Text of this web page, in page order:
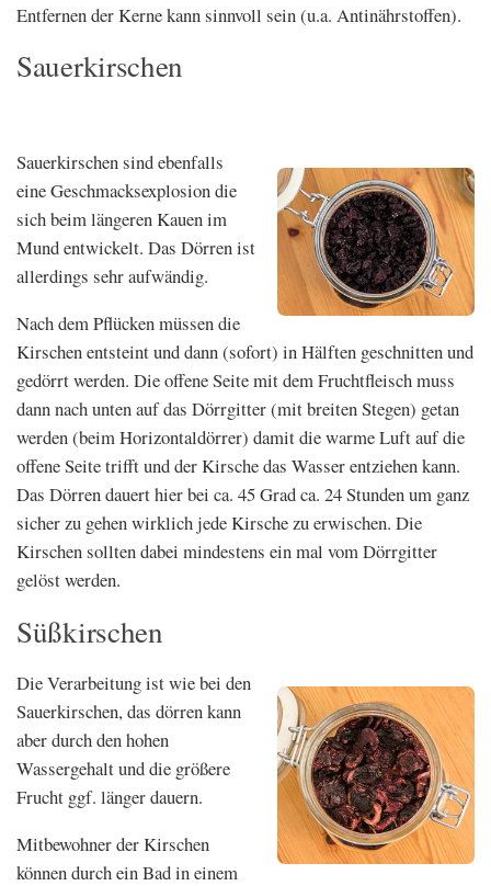
Entfernen der Kerne kann sinnvoll sein (u.a. Antinährstoffen).
Sauerkirschen
Sauerkirschen sind ebenfalls
eine Geschmacksexplosion die
sich beim längeren Kauen im
Mund entwickelt. Das Dörren ist
allerdings sehr aufwändig.
Nach dem Pflücken müssen die
Kirschen entsteint und dann (sofort) in Hälften geschnitten und
gedörrt werden. Die offene Seite mit dem Fruchtfleisch muss
dann nach unten auf das Dörrgitter (mit breiten Stegen) getan
werden (beim Horizontaldörrer) damit die warme Luft auf die
offene Seite trifft und der Kirsche das Wasser entziehen kann.
Das Dörren dauert hier bei ca. 45 Grad ca. 24 Stunden um ganz
sicher zu gehen wirklich jede Kirsche zu erwischen. Die
Kirschen sollten dabei mindestens ein mal vom Dörrgitter
gelöst werden.
Süßkirschen
Die Verarbeitung ist wie bei den
Sauerkirschen, das dörren kann
aber durch den hohen
Wassergehalt und die größere
Frucht ggf. länger dauern.
Mitbewohner der Kirschen
können durch ein Bad in einem